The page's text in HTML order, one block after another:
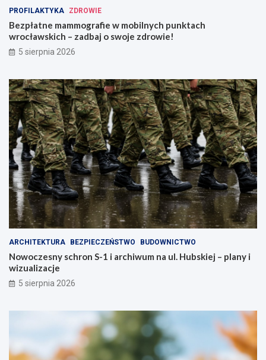
PROFILAKTYKA ZDROWIE
Bezpłatne mammografie w mobilnych punktach
wrocławskich – zadbaj o swoje zdrowie!
5 sierpnia 2026
ARCHITEKTURA BEZPIECZEŃSTWO BUDOWNICTWO
Nowoczesny schron S-1 i archiwum na ul. Hubskiej – plany i
wizualizacje
5 sierpnia 2026